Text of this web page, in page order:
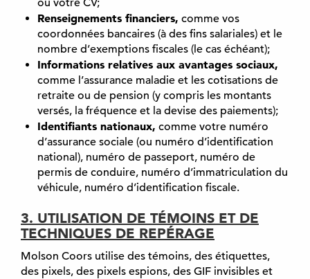
ou votre CV;
Renseignements financiers, comme vos
coordonnées bancaires (à des fins salariales) et le
nombre d’exemptions fiscales (le cas échéant);
Informations relatives aux avantages sociaux,
comme l’assurance maladie et les cotisations de
retraite ou de pension (y compris les montants
versés, la fréquence et la devise des paiements);
Identifiants nationaux, comme votre numéro
d’assurance sociale (ou numéro d’identification
national), numéro de passeport, numéro de
permis de conduire, numéro d’immatriculation du
véhicule, numéro d’identification fiscale.
3. UTILISATION DE TÉMOINS ET DE
TECHNIQUES DE REPÉRAGE
Molson Coors utilise des témoins, des étiquettes,
des pixels, des pixels espions, des GIF invisibles et